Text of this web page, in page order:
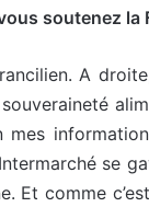
soutenez la
A
se
Et comme